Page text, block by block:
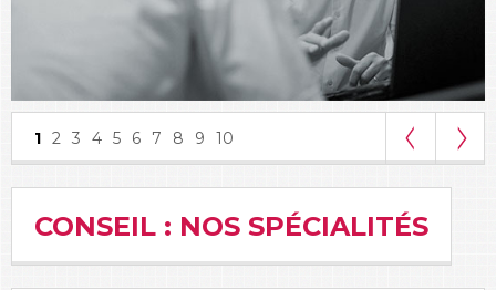
1 2 3 4 5 6 7 8 9 10
CONSEIL : NOS SPÉCIALITÉS